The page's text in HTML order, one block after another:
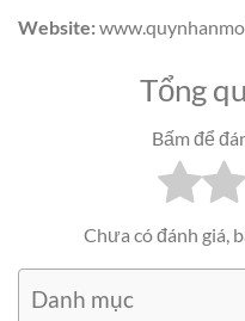
Website:
Tổng
Bấm để
Chưa có đánh giá,
Danh mục